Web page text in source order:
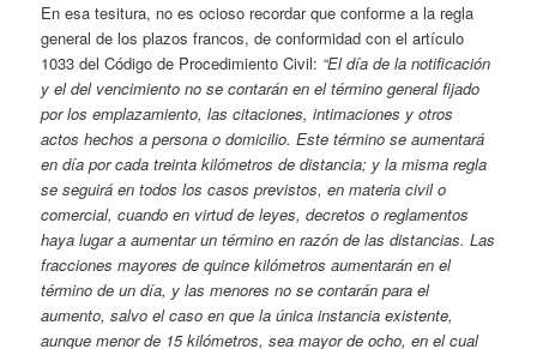
En esa tesitura, no es ocioso recordar que conforme a la regla
general de los plazos francos, de conformidad con el artículo
1033 del Código de Procedimiento Civil: “El día de la notificación
y el del vencimiento no se contarán en el término general fijado
por los emplazamiento, las citaciones, intimaciones y otros
actos hechos a persona o domicilio. Este término se aumentará
en día por cada treinta kilómetros de distancia; y la misma regla
se seguirá en todos los casos previstos, en materia civil o
comercial, cuando en virtud de leyes, decretos o reglamentos
haya lugar a aumentar un término en razón de las distancias. Las
fracciones mayores de quince kilómetros aumentarán en el
término de un día, y las menores no se contarán para el
aumento, salvo el caso en que la única instancia existente,
aunque menor de 15 kilómetros, sea mayor de ocho, en el cual